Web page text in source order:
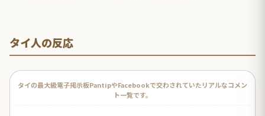
タイ人の反応
タイの最大級電子掲示板PantipやFacebookで交わされていたリアルなコメン
ト一覧です。